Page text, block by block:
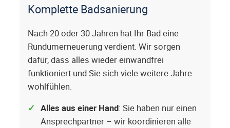
Komplette Badsanierung
Nach 20 oder 30 Jahren hat Ihr Bad eine
Rundumerneuerung verdient. Wir sorgen
dafür, dass alles wieder einwandfrei
funktioniert und Sie sich viele weitere Jahre
wohlfühlen.
Alles aus einer Hand: Sie haben nur einen
Ansprechpartner – wir koordinieren alle